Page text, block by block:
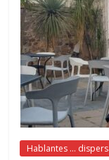
Hablantes ...